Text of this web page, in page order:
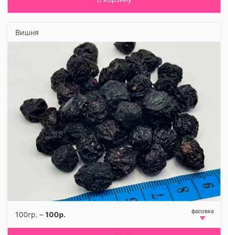
Вишня
100гр. – 100р.